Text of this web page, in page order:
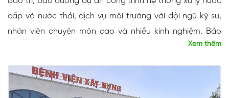
cấp và nước thải, dịch vụ môi trường với đội ngũ kỹ sư,
nhân viên chuyên môn cao và nhiều kinh nghiệm. Bảo
trì hệ thống xử lý nước cấp và nước thải là công việc
bảo chúng hoạt động ổn định. Đồng thời, công việc này
còn nâng cao khả năng phòng tránh những sự cố hỏng
Xem thêm